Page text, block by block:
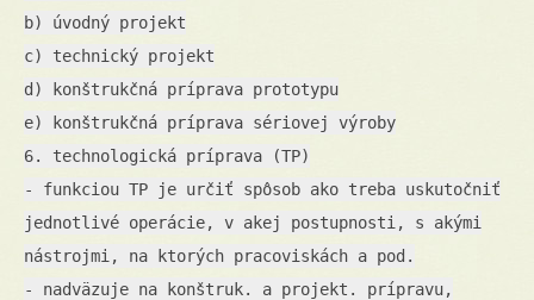
b) úvodný projekt
c) technický projekt
d) konštrukčná príprava prototypu
e) konštrukčná príprava sériovej výroby
6. technologická príprava (TP)
- funkciou TP je určiť spôsob ako treba uskutočniť
jednotlivé operácie, v akej postupnosti, s akými
nástrojmi, na ktorých pracoviskách a pod.
- nadväzuje na konštruk. a projekt. prípravu,